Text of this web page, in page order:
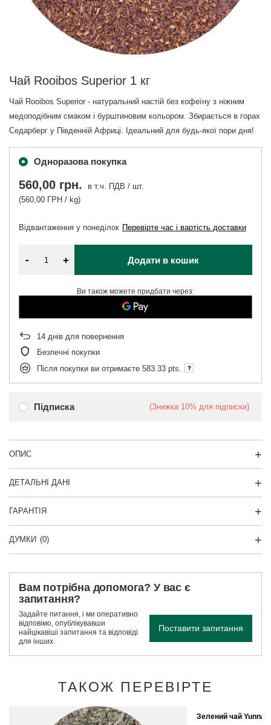
Чай Rooibos Superior 1 кг
Чай Rooibos Superior - натуральний настій без кофеїну з ніжним
медоподібним смаком і бурштиновим кольором. Збирається в горах
Седарберг у Південній Африці. Ідеальний для будь-якої пори дня!
Одноразова покупка
Підписка (Знижка 10% для підписки)
Відвантаження у понеділок Перевірте час і вартість доставки
560,00 грн. в т.ч. ПДВ / шт.
(560,00 ГРН / kg)
- + Додати в кошик
Ви також можете придбати через:
14 днів для повернення
Безпечні покупки
Після покупки ви отримаєте 583.33 pts.
ОПИС
ДЕТАЛЬНІ ДАНІ
ГАРАНТІЯ
ДУМКИ (0)
Вам потрібна допомога? У вас є
запитання?
Задайте питання, і ми оперативно
відповімо, опублікувавши
найцікавіші запитання та відповіді
для інших.
Поставити запитання
ТАКОЖ ПЕРЕВІРТЕ
Зелений чай Yunnan